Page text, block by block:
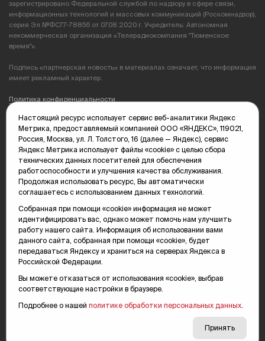
зарегистрировано Федеральной службой по надзору в сфере связи,
информационных технологий и массовых коммуникаций (Роскомнадзор),
серия Эл №ФС77-78856 от 07.08.2020 г. Учредитель: Автономная
некоммерческая организация «Телерадиокомпания "Тюменское
время"».
Подпись «партнерская новость» в материалах означает, что информация
имеет рекламный характер.
Политика конфиденциальности
Редакция: 625035, Тюмень, пр. Геологоразведчиков, 28А
(3452) 68-89-05
edit@vsluh.ru
Главный редактор: Панкина Т.Ю.
kika@vsluh.ru
По вопросам рекламы:
(3452) 68-89-78
kotovaev@sibinformburo.ru
mim@vsluh.ru
16+
Настоящий ресурс использует сервис веб-аналитики Яндекс
Метрика, предоставляемый компанией ООО «ЯНДЕКС», 119021,
Россия, Москва, ул. Л. Толстого, 16 (далее — Яндекс), сервис
Яндекс Метрика использует файлы «cookie» с целью сбора
технических данных посетителей для обеспечения
работоспособности и улучшения качества обслуживания.
Продолжая использовать ресурс, Вы автоматически
соглашаетесь с использованием данных технологий.
Собранная при помощи «cookie» информация не может
идентифицировать вас, однако может помочь нам улучшить
работу нашего сайта. Информация об использовании вами
данного сайта, собранная при помощи «cookie», будет
передаваться Яндексу и храниться на серверах Яндекса в
Российской Федерации.
Вы можете отказаться от использования «cookie», выбрав
соответствующие настройки в браузере.
Подробнее о нашей политике обработки персональных данных
Принять